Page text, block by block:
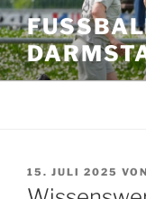
Zum
Inhalt
springen
VERÖFFENTLICHT
AM
15. JULI 2025 VON